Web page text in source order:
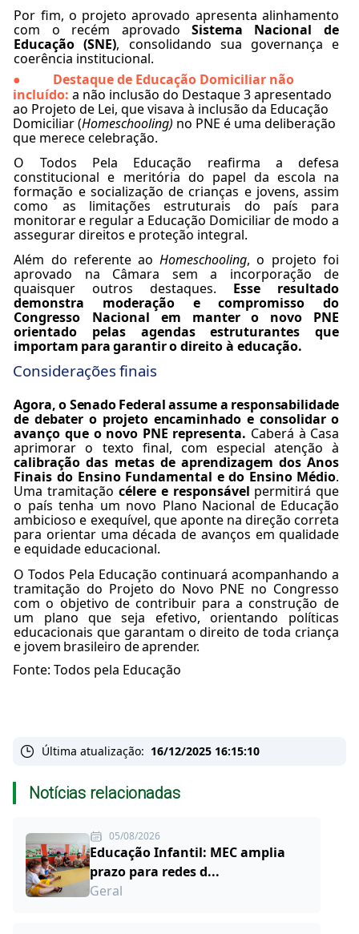
Por fim, o projeto aprovado apresenta alinhamento
com o recém aprovado Sistema Nacional de
Educação (SNE), consolidando sua governança e
coerência institucional.
●
Destaque de Educação Domiciliar não
incluído: a não inclusão do Destaque 3 apresentado
ao Projeto de Lei, que visava à inclusão da Educação
Domiciliar (Homeschooling) no PNE é uma deliberação
que merece celebração.
O Todos Pela Educação reafirma a defesa
constitucional e meritória do papel da escola na
formação e socialização de crianças e jovens, assim
como as
limitações estruturais do país
para
monitorare regular a Educação Domiciliarde modo a
assegurardireitos e proteção integral.
Além do referente aoHomeschooling, o projeto foi
aprovado na Câmara sem a incorporação de
quaisquer outros destaques. Esse resultado
demonstra moderação e compromisso do
Congresso Nacional
em manter o novo
PNE
orientado
pelas agendas estruturantes
que
importam paragarantiro direito à educação.
Considerações finais
Agora,oSenadoFederalassumea responsabilidade
de debater o projeto encaminhado e consolidar o
avanço que o novo PNE representa. Caberá à Casa
aprimorar o texto final, com especial atenção à
calibração das metas de aprendizagem dos Anos
Finais do Ensino Fundamental e do Ensino Médio.
Uma tramitaçãocélere e responsável permitirá que
o país tenha um novo Plano Nacional de Educação
ambicioso e exequível, que aponte na direção correta
para orientar uma década de avanços em qualidade
e equidade educacional.
O Todos Pela Educação continuará acompanhando a
tramitação do Projeto do Novo PNE no Congresso
com o objetivo de contribuir para a construção de
um plano que seja efetivo, orientando políticas
educacionais que garantam o direito de toda criança
e jovem brasileiro deaprender.
Fonte: Todos pela Educação
Última atualização: 16/12/2025 16:15:10
Notícias relacionadas
05/08/2026
Educação Infantil: MEC amplia
prazo para redes d...
Geral